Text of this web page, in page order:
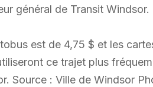
général de Transit Windsor.
est de 4,75 $ et les
ce trajet plus
Source : Ville de Windsor